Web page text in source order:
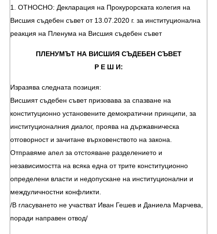
1. ОТНОСНО: Декларация на Прокурорската колегия на
Висшия съдебен съвет от 13.07.2020 г. за институционална
реакция на Пленума на Висшия съдебен съвет
ПЛЕНУМЪТ НА ВИСШИЯ СЪДЕБЕН СЪВЕТ
Р Е Ш И:
Изразява следната позиция:
Висшият съдебен съвет призовава за спазване на
конституционно установените демократични принципи, за
институционалния диалог, проява на държавническа
отговорност и зачитане върховенството на закона.
Отправяме апел за отстояване разделението и
независимостта на всяка една от трите конституционно
определени власти и недопускане на институционални и
междуличностни конфликти.
/В гласуването не участват Иван Гешев и Даниела Марчева,
поради направен отвод/